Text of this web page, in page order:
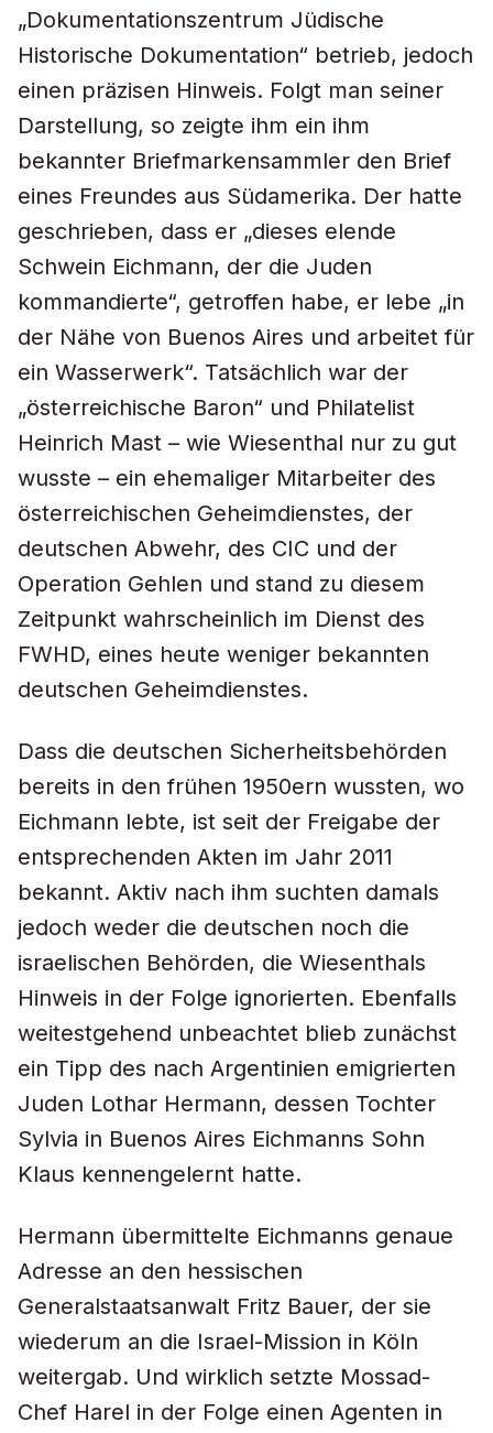
„Dokumentationszentrum Jüdische
Historische Dokumentation“ betrieb, jedoch
einen präzisen Hinweis. Folgt man seiner
Darstellung, so zeigte ihm ein ihm
bekannter Briefmarkensammler den Brief
eines Freundes aus Südamerika. Der hatte
geschrieben, dass er „dieses elende
Schwein Eichmann, der die Juden
kommandierte“, getroffen habe, er lebe „in
der Nähe von Buenos Aires und arbeitet für
ein Wasserwerk“. Tatsächlich war der
„österreichische Baron“ und Philatelist
Heinrich Mast – wie Wiesenthal nur zu gut
wusste – ein ehemaliger Mitarbeiter des
österreichischen Geheimdienstes, der
deutschen Abwehr, des CIC und der
Operation Gehlen und stand zu diesem
Zeitpunkt wahrscheinlich im Dienst des
FWHD, eines heute weniger bekannten
deutschen Geheimdienstes.
Dass die deutschen Sicherheitsbehörden
bereits in den frühen 1950ern wussten, wo
Eichmann lebte, ist seit der Freigabe der
entsprechenden Akten im Jahr 2011
bekannt. Aktiv nach ihm suchten damals
jedoch weder die deutschen noch die
israelischen Behörden, die Wiesenthals
Hinweis in der Folge ignorierten. Ebenfalls
weitestgehend unbeachtet blieb zunächst
ein Tipp des nach Argentinien emigrierten
Juden Lothar Hermann, dessen Tochter
Sylvia in Buenos Aires Eichmanns Sohn
Klaus kennengelernt hatte.
Hermann übermittelte Eichmanns genaue
Adresse an den hessischen
Generalstaatsanwalt Fritz Bauer, der sie
wiederum an die Israel-Mission in Köln
weitergab. Und wirklich setzte Mossad-
Chef Harel in der Folge einen Agenten in